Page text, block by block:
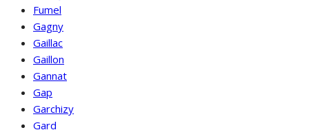
Fumel
Gagny
Gaillac
Gaillon
Gannat
Gap
Garchizy
Gard